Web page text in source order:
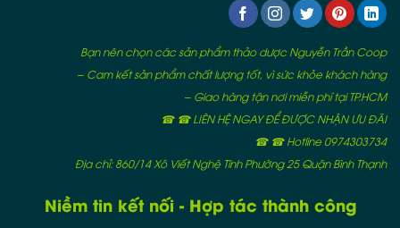
Bạn nên chọn các sản phẩm thảo dược Nguyễn Trần Coop
– Cam kết sản phẩm chất lượng tốt, vì sức khỏe khách hàng
– Giao hàng tận nơi miễn phí tại TP.HCM
☎ ☎ LIÊN HỆ NGAY ĐỂ ĐƯỢC NHẬN ƯU ĐÃI
☎ ☎ Hotline 0974303734
Địa chỉ: 860/14 Xô Viết Nghệ Tĩnh Phường 25 Quận Bình Thạnh
Niềm tin kết nối - Hợp tác thành công